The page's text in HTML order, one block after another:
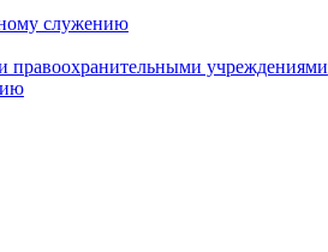
служению
учреждениями